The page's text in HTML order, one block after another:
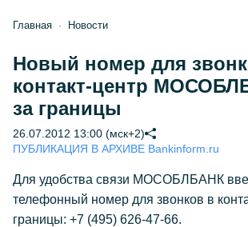
Главная Новости
Новый номер для
контакт-центр
за границы
26.07.2012 13:00 (мск+2)
ПУБЛИКАЦИЯ В АРХИВЕ Bankinform.ru
Для удобства связи МОСОБЛБАНК
телефонный номер для звонков в
границы: +7 (495) 626-47-66.